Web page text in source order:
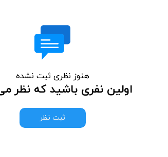
هنوز نظری ثبت نشده
اولین نفری باشید که نظر
ثبت نظر